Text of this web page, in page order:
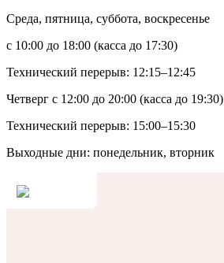
Среда, пятница, суббота, воскресенье
с 10:00 до 18:00 (касса до 17:30)
Технический перерыв: 12:15–12:45
Четверг с 12:00 до 20:00 (касса до 19:30)
Технический перерыв: 15:00–15:30
Выходные дни: понедельник, вторник